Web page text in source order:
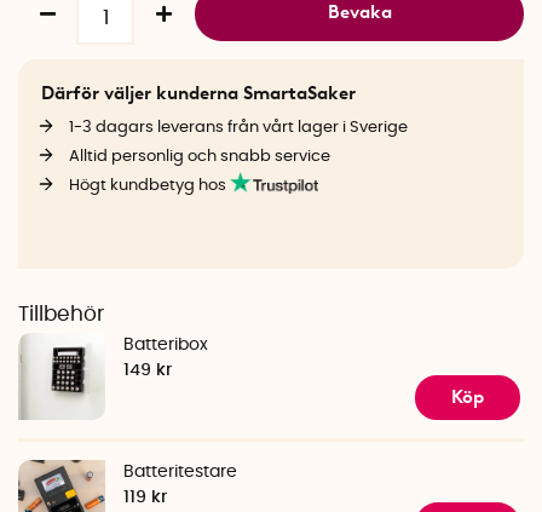
Bevaka
Därför väljer kunderna SmartaSaker
1-3 dagars leverans från vårt lager i Sverige
Alltid personlig och snabb service
Högt kundbetyg hos
Tillbehör
Batteribox
149 kr
Köp
Batteritestare
119 kr